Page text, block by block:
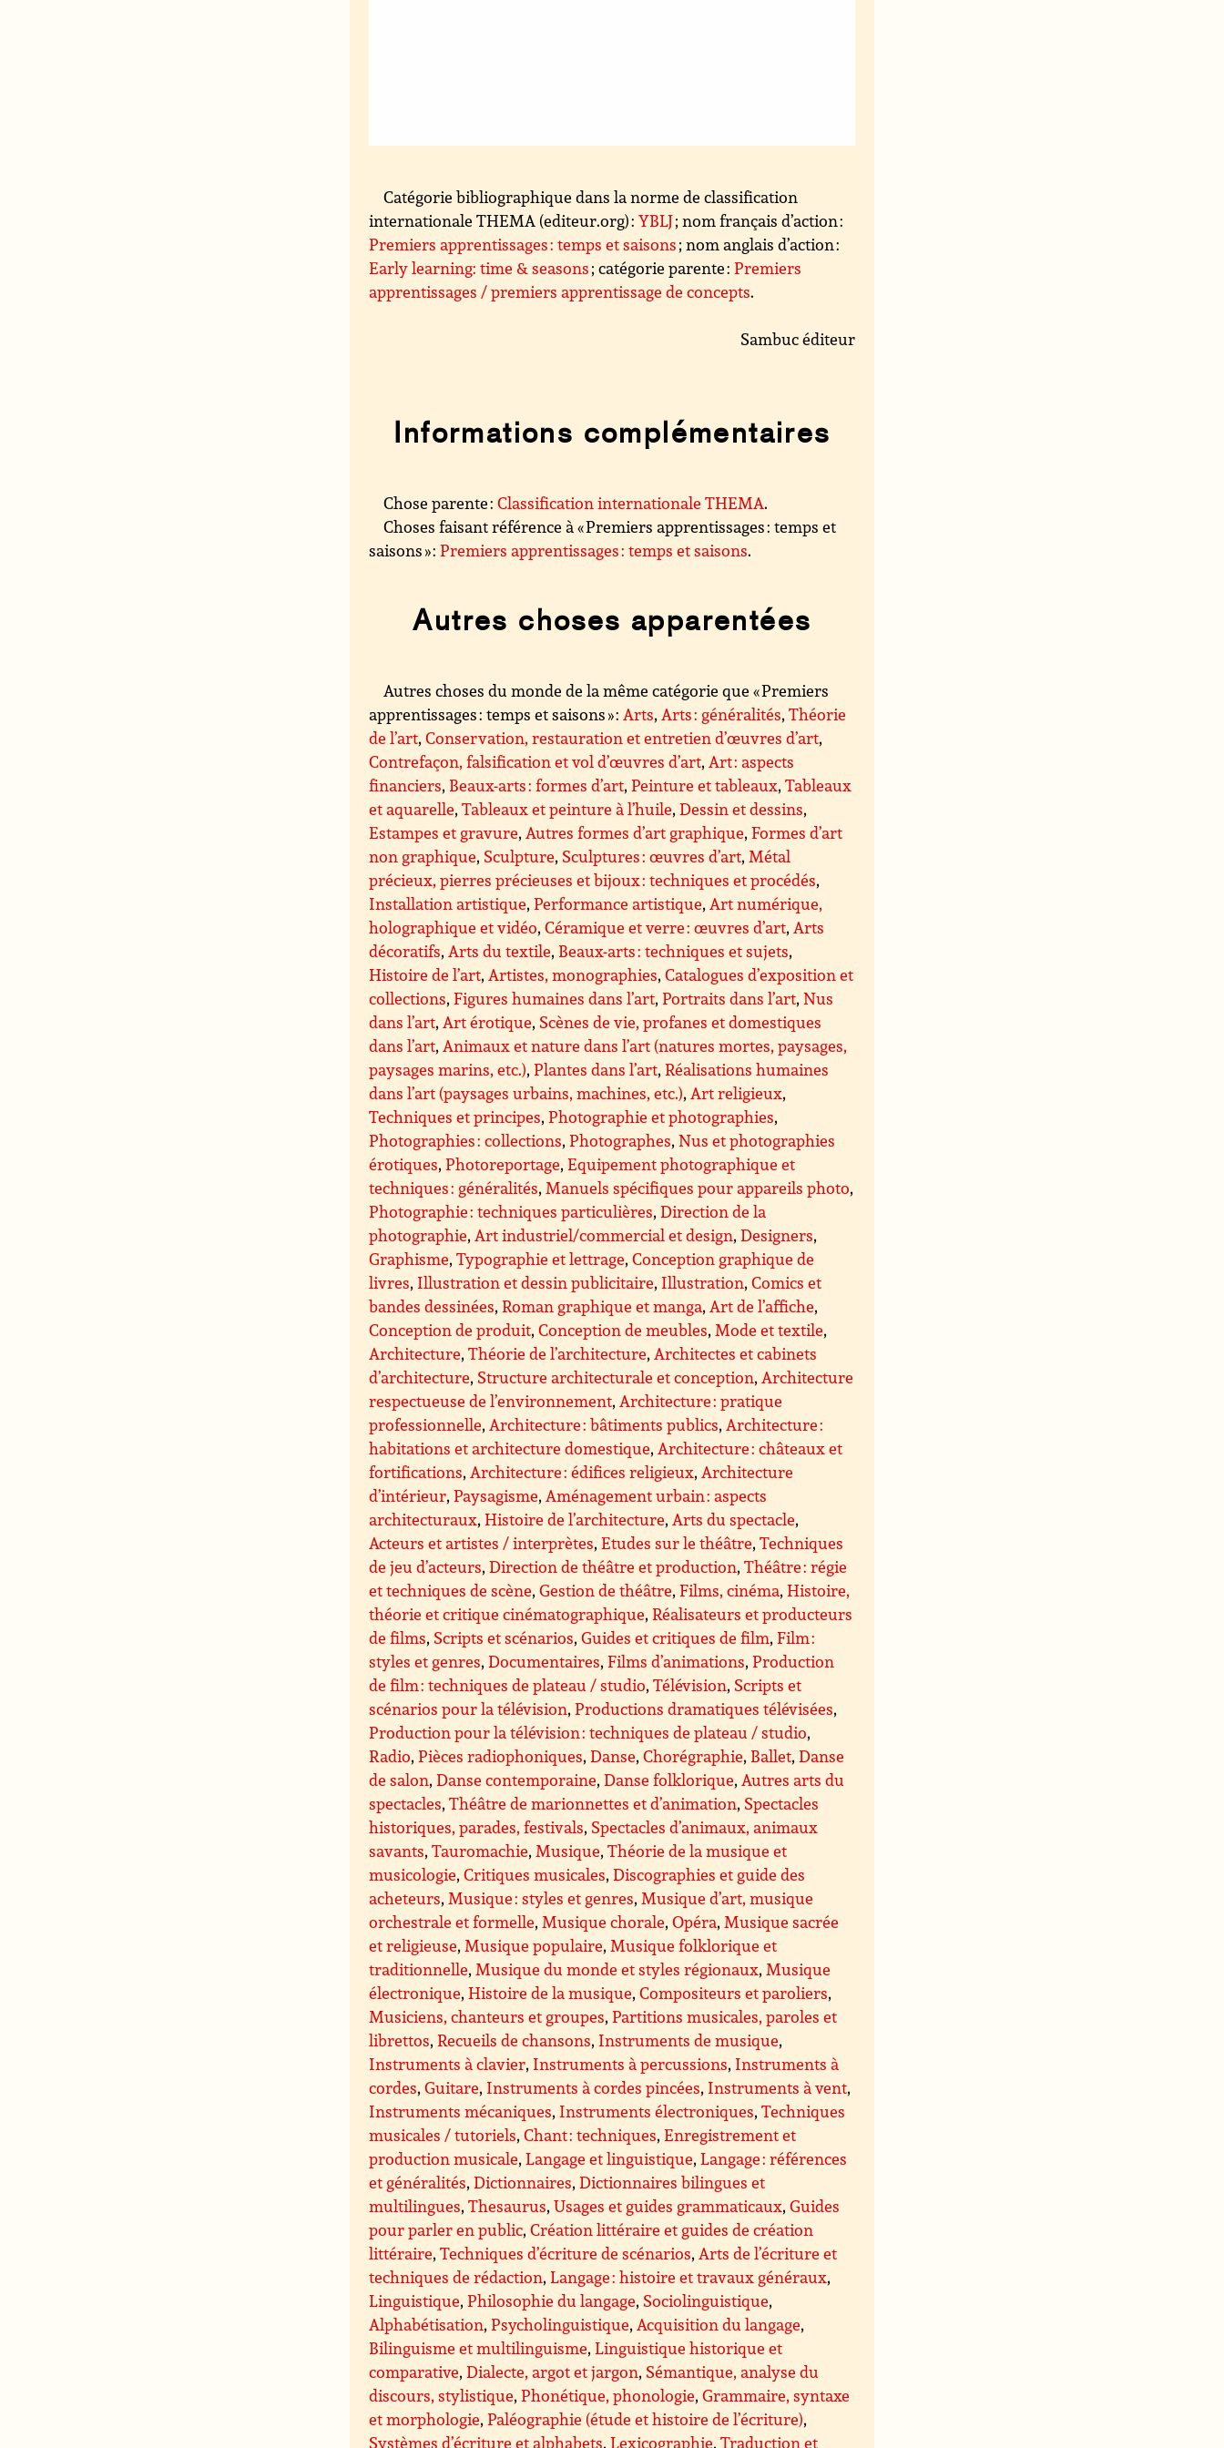
Catégorie bibliographique dans la norme de classification
internationale THEMA (editeur.org) :YBLJ; nom français d’action :
Premiers apprentissages : temps et saisons; nom anglais d’action :
Early learning: time & seasons; catégorie parente :Premiers
apprentissages / premiers apprentissage de concepts.
Sambuc éditeur
Informations complémentaires
Chose parente :Classification internationale THEMA.
Choses faisant référence à « Premiers apprentissages : temps et
saisons » :Premiers apprentissages : temps et saisons.
Autres choses apparentées
Autres choses du monde de la même catégorie que « Premiers
apprentissages : temps et saisons » :Arts,Arts : généralités,Théorie
de l’art,Conservation, restauration et entretien d’œuvres d’art,
Contrefaçon, falsification et vol d’œuvres d’art,Art : aspects
financiers, Beaux-arts : formes d’art,Peinture et tableaux,Tableaux
et aquarelle,Tableaux et peinture à l’huile,Dessin et dessins,
Estampes et gravure,Autres formes d’art graphique,Formes d’art
non graphique, Sculpture, Sculptures : œuvres d’art,Métal
précieux, pierres précieuses et bijoux : techniques et procédés,
Installation artistique,Performance artistique,Art numérique,
holographique et vidéo,Céramique et verre : œuvres d’art,Arts
décoratifs,Arts du textile, Beaux-arts : techniques et sujets,
Histoire de l’art,Artistes, monographies,Catalogues d’exposition et
collections,Figures humaines dans l’art,Portraits dans l’art,Nus
dans l’art,Art érotique, Scènes de vie, profanes et domestiques
dans l’art,Animaux et nature dans l’art (natures mortes, paysages,
paysages marins, etc.),Plantes dans l’art,Réalisations humaines
dans l’art (paysages urbains, machines, etc.),Art religieux,
Techniques et principes,Photographie et photographies,
Photographies : collections,Photographes,Nus et photographies
érotiques,Photoreportage,Equipement photographique et
techniques : généralités,Manuels spécifiques pour appareils photo,
Photographie : techniques particulières,Direction de la
photographie,Art industriel/commercial et design,Designers,
Graphisme,Typographie et lettrage,Conception graphique de
livres, Illustration et dessin publicitaire, Illustration,Comics et
bandes dessinées,Roman graphique et manga,Art de l’affiche,
Conception de produit,Conception de meubles,Mode et textile,
Architecture,Théorie de l’architecture,Architectes et cabinets
d’architecture, Structure architecturale et conception,Architecture
respectueuse de l’environnement,Architecture : pratique
professionnelle,Architecture : bâtiments publics,Architecture :
habitations et architecture domestique,Architecture : châteaux et
fortifications,Architecture : édifices religieux,Architecture
d’intérieur,Paysagisme,Aménagement urbain : aspects
architecturaux,Histoire de l’architecture,Arts du spectacle,
Acteurs et artistes / interprètes,Etudes sur le théâtre,Techniques
de jeu d’acteurs,Direction de théâtre et production,Théâtre : régie
et techniques de scène,Gestion de théâtre,Films, cinéma,Histoire,
théorie et critique cinématographique,Réalisateurs et producteurs
de films, Scripts et scénarios,Guides et critiques de film,Film :
styles et genres,Documentaires,Films d’animations,Production
de film : techniques de plateau / studio,Télévision, Scripts et
scénarios pour la télévision,Productions dramatiques télévisées,
Production pour la télévision : techniques de plateau / studio,
Radio,Pièces radiophoniques,Danse,Chorégraphie, Ballet,Danse
de salon,Danse contemporaine,Danse folklorique,Autres arts du
spectacles,Théâtre de marionnettes et d’animation, Spectacles
historiques, parades, festivals, Spectacles d’animaux, animaux
savants,Tauromachie,Musique,Théorie de la musique et
musicologie,Critiques musicales,Discographies et guide des
acheteurs,Musique : styles et genres,Musique d’art, musique
orchestrale et formelle,Musique chorale,Opéra,Musique sacrée
et religieuse,Musique populaire,Musique folklorique et
traditionnelle,Musique du monde et styles régionaux,Musique
électronique,Histoire de la musique,Compositeurs et paroliers,
Musiciens, chanteurs et groupes,Partitions musicales, paroles et
librettos,Recueils de chansons, Instruments de musique,
Instruments à clavier, Instruments à percussions, Instruments à
cordes,Guitare, Instruments à cordes pincées, Instruments à vent,
Instruments mécaniques, Instruments électroniques,Techniques
musicales / tutoriels,Chant : techniques,Enregistrement et
production musicale,Langage et linguistique,Langage : références
et généralités,Dictionnaires,Dictionnaires bilingues et
multilingues,Thesaurus,Usages et guides grammaticaux,Guides
pour parler en public,Création littéraire et guides de création
littéraire,Techniques d’écriture de scénarios,Arts de l’écriture et
techniques de rédaction,Langage : histoire et travaux généraux,
Linguistique,Philosophie du langage, Sociolinguistique,
Alphabétisation,Psycholinguistique,Acquisition du langage,
Bilinguisme et multilinguisme,Linguistique historique et
comparative,Dialecte, argot et jargon, Sémantique, analyse du
discours, stylistique,Phonétique, phonologie,Grammaire, syntaxe
et morphologie,Paléographie (étude et histoire de l’écriture),
Systèmes d’écriture et alphabets,Lexicographie,Traduction et